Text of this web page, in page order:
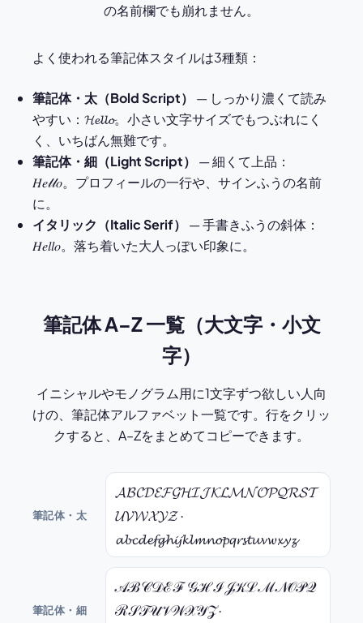
の名前欄でも崩れません。
よく使われる筆記体スタイルは3種類：
筆記体・太（Bold Script）
— しっかり濃くて読み
やすい：𝓗𝓮𝓵𝓵𝓸。小さい文字サイズでもつぶれにく
く、いちばん無難です。
筆記体・細（Light Script）
— 細くて上品：
𝐻𝑒𝓁𝓁𝑜。プロフィールの一行や、サインふうの名前
に。
イタリック（Italic Serif）
— 手書きふうの斜体：
𝐻𝑒𝑙𝑙𝑜。落ち着いた大人っぽい印象に。
筆記体 A–Z 一覧（大文字・小文
字）
イニシャルやモノグラム用に1文字ずつ欲しい人向
けの、筆記体アルファベット一覧です。行をクリッ
クすると、A–Zをまとめてコピーできます。
筆記体・太
𝓐𝓑𝓒𝓓𝓔𝓕𝓖𝓗𝓘𝓙𝓚𝓛𝓜𝓝𝓞𝓟𝓠𝓡𝓢𝓣
𝓤𝓥𝓦𝓧𝓨𝓩 ·
𝓪𝓫𝓬𝓭𝓮𝓯𝓰𝓱𝓲𝓳𝓴𝓵𝓶𝓷𝓸𝓹𝓺𝓻𝓼𝓽𝓾𝓿𝔀𝔁𝔂𝔃
筆記体・細
𝒜ℬ𝒞𝒟ℰℱ𝒢ℋℐ𝒥𝒦ℒℳ𝒩𝒪𝒫𝒬
ℛ𝒮𝒯𝒰𝒱𝒲𝒳𝒴𝒵 ·